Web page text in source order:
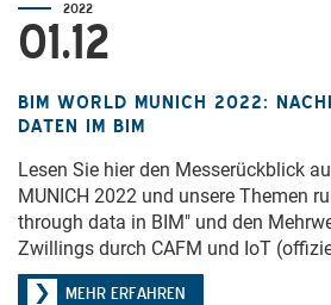
2022
01.12
BIM WORLD MUNICH 2022:
DATEN IM BIM
Lesen Sie hier den Messerückblick
MUNICH 2022 und unsere Themen
through data in BIM" und den
Zwillings durch CAFM und IoT
MEHR ERFAHREN